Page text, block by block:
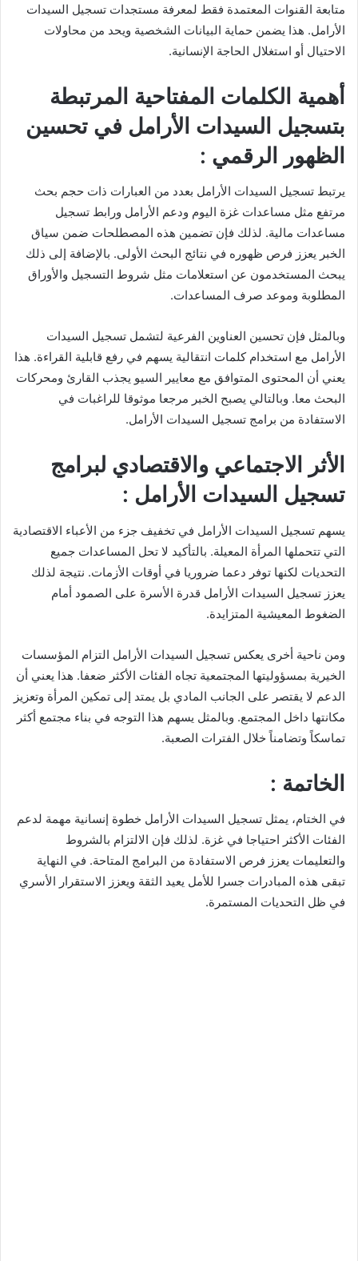
متابعة القنوات المعتمدة فقط لمعرفة مستجدات تسجيل السيدات
الأرامل. هذا يضمن حماية البيانات الشخصية ويحد من محاولات
الاحتيال أو استغلال الحاجة الإنسانية.
أهمية الكلمات المفتاحية المرتبطة
بتسجيل السيدات الأرامل في تحسين
الظهور الرقمي :
يرتبط تسجيل السيدات الأرامل بعدد من العبارات ذات حجم بحث
مرتفع مثل مساعدات غزة اليوم ودعم الأرامل ورابط تسجيل
مساعدات مالية. لذلك فإن تضمين هذه المصطلحات ضمن سياق
الخبر يعزز فرص ظهوره في نتائج البحث الأولى. بالإضافة إلى ذلك
يبحث المستخدمون عن استعلامات مثل شروط التسجيل والأوراق
المطلوبة وموعد صرف المساعدات.
وبالمثل فإن تحسين العناوين الفرعية لتشمل تسجيل السيدات
الأرامل مع استخدام كلمات انتقالية يسهم في رفع قابلية القراءة. هذا
يعني أن المحتوى المتوافق مع معايير السيو يجذب القارئ ومحركات
البحث معا. وبالتالي يصبح الخبر مرجعا موثوقا للراغبات في
الاستفادة من برامج تسجيل السيدات الأرامل.
الأثر الاجتماعي والاقتصادي لبرامج
تسجيل السيدات الأرامل :
يسهم تسجيل السيدات الأرامل في تخفيف جزء من الأعباء الاقتصادية
التي تتحملها المرأة المعيلة. بالتأكيد لا تحل المساعدات جميع
التحديات لكنها توفر دعما ضروريا في أوقات الأزمات. نتيجة لذلك
يعزز تسجيل السيدات الأرامل قدرة الأسرة على الصمود أمام
الضغوط المعيشية المتزايدة.
ومن ناحية أخرى يعكس تسجيل السيدات الأرامل التزام المؤسسات
الخيرية بمسؤوليتها المجتمعية تجاه الفئات الأكثر ضعفا. هذا يعني أن
الدعم لا يقتصر على الجانب المادي بل يمتد إلى تمكين المرأة وتعزيز
مكانتها داخل المجتمع. وبالمثل يسهم هذا التوجه في بناء مجتمع أكثر
تماسكاً وتضامناً خلال الفترات الصعبة.
الخاتمة :
في الختام، يمثل تسجيل السيدات الأرامل خطوة إنسانية مهمة لدعم
الفئات الأكثر احتياجا في غزة. لذلك فإن الالتزام بالشروط
والتعليمات يعزز فرص الاستفادة من البرامج المتاحة. في النهاية
تبقى هذه المبادرات جسرا للأمل يعيد الثقة ويعزز الاستقرار الأسري
في ظل التحديات المستمرة.